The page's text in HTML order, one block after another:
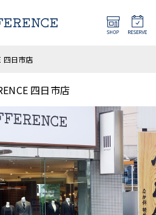
四日市店
四日市店